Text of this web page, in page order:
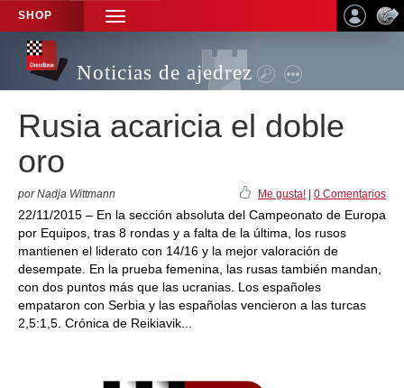
SHOP
TOGGLE
NAVIGATION
Noticias de ajedrez
Rusia acaricia el doble
oro
por Nadja Wittmann Me gusta! 0 Comentarios
22/11/2015 – En la sección absoluta del Campeonato de Europa
por Equipos, tras 8 rondas y a falta de la última, los rusos
mantienen el liderato con 14/16 y la mejor valoración de
desempate. En la prueba femenina, las rusas también mandan,
con dos puntos más que las ucranias. Los españoles
empataron con Serbia y las españolas vencieron a las turcas
2,5:1,5. Crónica de Reikiavik...